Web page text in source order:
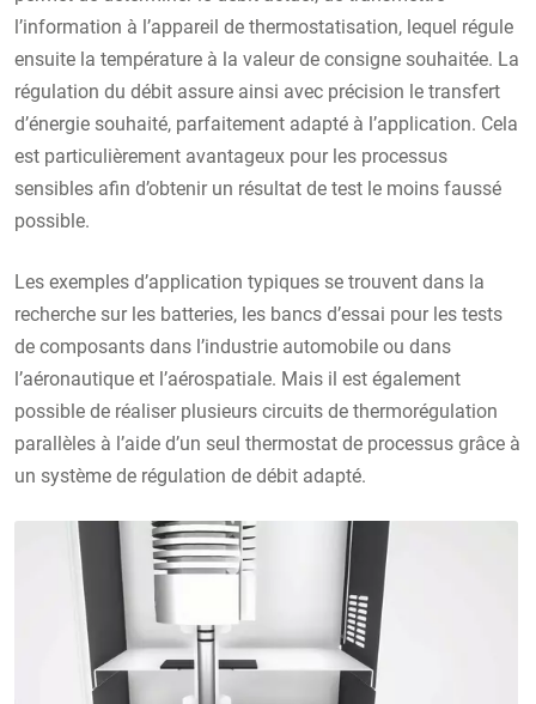
l’information à l’appareil de thermostatisation, lequel régule
ensuite la température à la valeur de consigne souhaitée. La
régulation du débit assure ainsi avec précision le transfert
d’énergie souhaité, parfaitement adapté à l’application. Cela
est particulièrement avantageux pour les processus
sensibles afin d’obtenir un résultat de test le moins faussé
possible.
Les exemples d’application typiques se trouvent dans la
recherche sur les batteries, les bancs d’essai pour les tests
de composants dans l’industrie automobile ou dans
l’aéronautique et l’aérospatiale. Mais il est également
possible de réaliser plusieurs circuits de thermorégulation
parallèles à l’aide d’un seul thermostat de processus grâce à
un système de régulation de débit adapté.